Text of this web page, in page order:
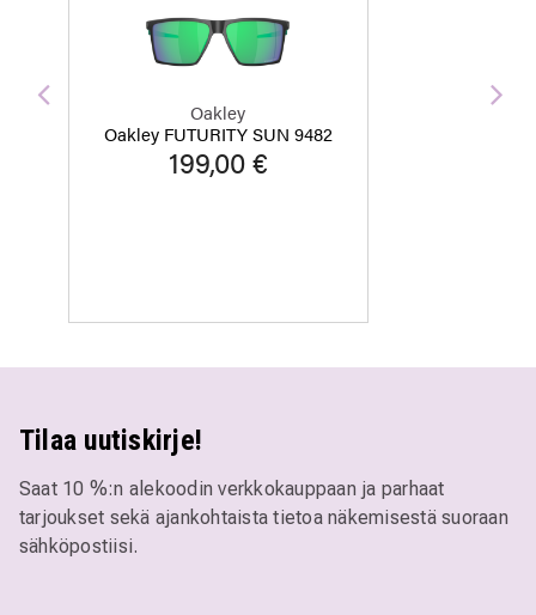
Oakley
Oakley FUTURITY SUN 9482
199,00 €
Edellinen
Tilaa uutiskirje!
Saat 10 %:n alekoodin verkkokauppaan ja parhaat
tarjoukset sekä ajankohtaista tietoa näkemisestä suoraan
sähköpostiisi.